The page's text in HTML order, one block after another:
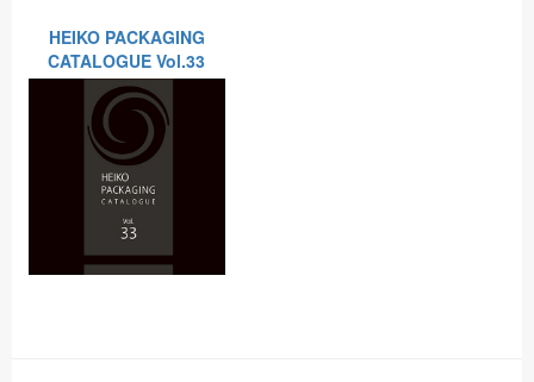
HEIKO PACKAGING
CATALOGUE Vol.33